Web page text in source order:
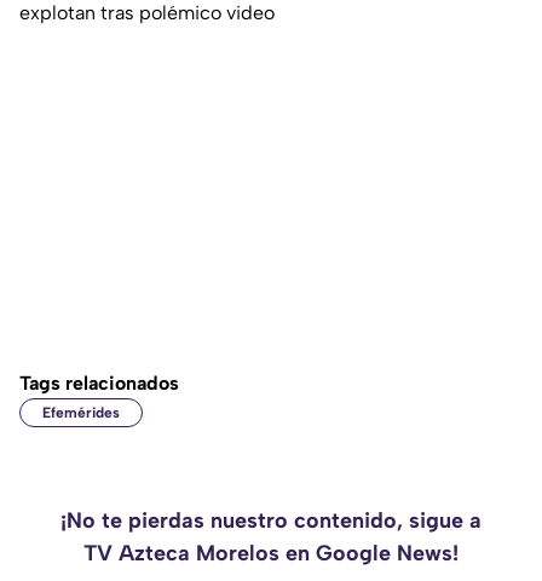
explotan tras polémico video
Tags relacionados
Efemérides
¡No te pierdas nuestro contenido, sigue a
TV Azteca Morelos en Google News!